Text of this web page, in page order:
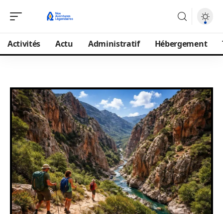
Activités Actu Administratif Hébergement